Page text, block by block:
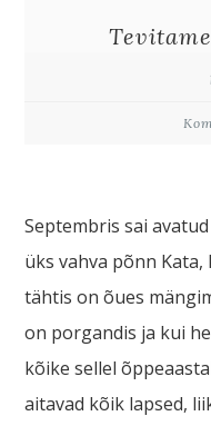
Septembris sai
üks vahva põnn Kata,
tähtis on õues
on porgandis ja kui
kõike sellel
aitavad kõik lapsed,